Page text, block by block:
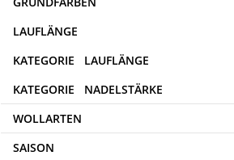
WOLLARTEN
SAISON